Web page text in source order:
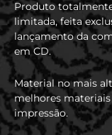
Produto
limitada, feita
lançamento da
em CD.
Material no mais
melhores
impressão.